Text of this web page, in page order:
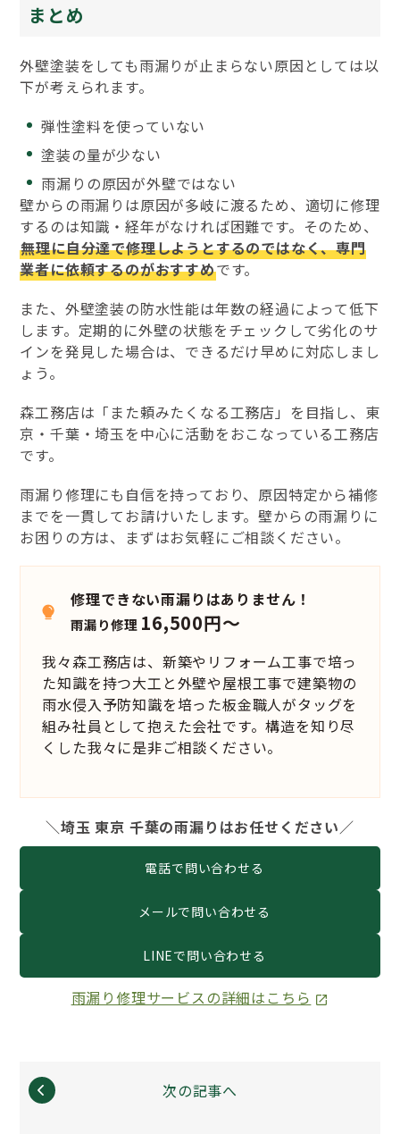
まとめ
外壁塗装をしても雨漏りが止まらない原因としては以
下が考えられます。
弾性塗料を使っていない
塗装の量が少ない
雨漏りの原因が外壁ではない
壁からの雨漏りは原因が多岐に渡るため、適切に修理
するのは知識・経年がなければ困難です。そのため、
無理に自分達で修理しようとするのではなく、専門
業者に依頼するのがおすすめです。
また、外壁塗装の防水性能は年数の経過によって低下
します。定期的に外壁の状態をチェックして劣化のサ
インを発見した場合は、できるだけ早めに対応しまし
ょう。
森工務店は「また頼みたくなる工務店」を目指し、東
京・千葉・埼玉を中心に活動をおこなっている工務店
です。
雨漏り修理にも自信を持っており、原因特定から補修
までを一貫してお請けいたします。壁からの雨漏りに
お困りの方は、まずはお気軽にご相談ください。
修理できない雨漏りはありません！
雨漏り修理 16,500円～
我々森工務店は、新築やリフォーム工事で培っ
た知識を持つ大工と外壁や屋根工事で建築物の
雨水侵入予防知識を培った板金職人がタッグを
組み社員として抱えた会社です。構造を知り尽
くした我々に是非ご相談ください。
＼埼玉 東京 千葉の雨漏りはお任せください／
電話で問い合わせる
メールで問い合わせる
LINEで問い合わせる
雨漏り修理サービスの詳細はこちら
次の記事へ